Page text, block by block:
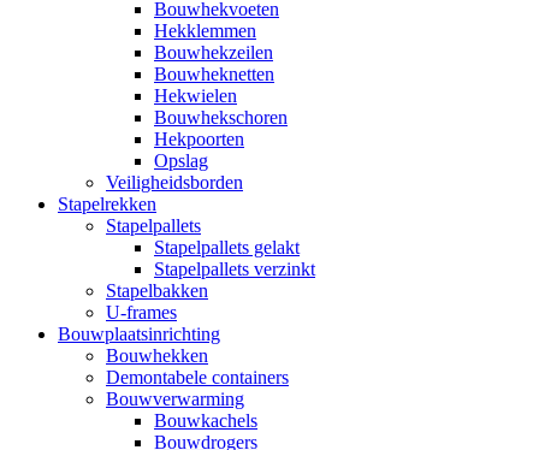
Bouwhekvoeten
Hekklemmen
Bouwhekzeilen
Bouwheknetten
Hekwielen
Bouwhekschoren
Hekpoorten
Opslag
Veiligheidsborden
Stapelrekken
Stapelpallets
Stapelpallets gelakt
Stapelpallets verzinkt
Stapelbakken
U-frames
Bouwplaatsinrichting
Bouwhekken
Demontabele containers
Bouwverwarming
Bouwkachels
Bouwdrogers